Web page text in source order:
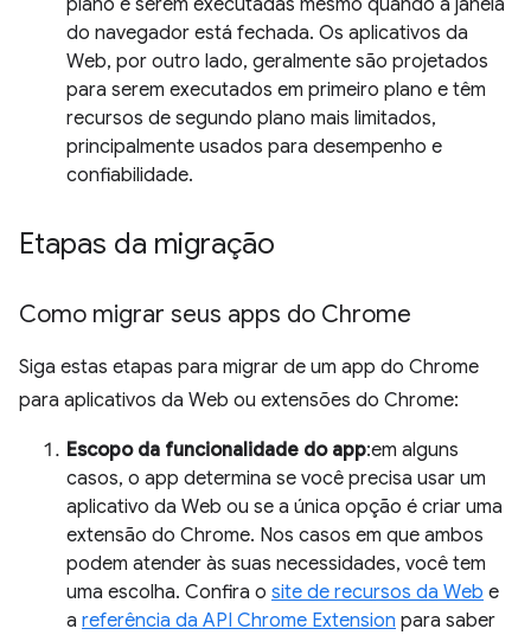
plano e serem executadas mesmo quando a janela
do navegador está fechada. Os aplicativos da
Web, por outro lado, geralmente são projetados
para serem executados em primeiro plano e têm
recursos de segundo plano mais limitados,
principalmente usados para desempenho e
confiabilidade.
Etapas da migração
Como migrar seus apps do Chrome
Siga estas etapas para migrar de um app do Chrome
para aplicativos da Web ou extensões do Chrome:
Escopo da funcionalidade do app:em alguns
casos, o app determina se você precisa usar um
aplicativo da Web ou se a única opção é criar uma
extensão do Chrome. Nos casos em que ambos
podem atender às suas necessidades, você tem
uma escolha. Confira o site de recursos da Web e
a referência da API Chrome Extension para saber